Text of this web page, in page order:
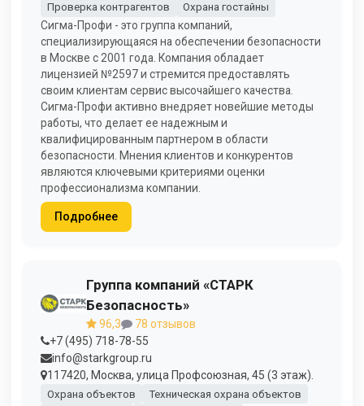
Проверка контрагентов
Охрана гостайны
Сигма-Профи - это группа компаний,
специализирующаяся на обеспечении безопасности
в Москве с 2001 года. Компания обладает
лицензией №2597 и стремится предоставлять
своим клиентам сервис высочайшего качества.
Сигма-Профи активно внедряет новейшие методы
работы, что делает ее надежным и
квалифицированным партнером в области
безопасности. Мнения клиентов и конкурентов
являются ключевыми критериями оценки
профессионализма компании.
Подробнее
Группа компаний «СТАРК
Безопасность»
96,3
78 отзывов
+7 (495) 718-78-55
info@starkgroup.ru
117420, Москва, улица Профсоюзная, 45 (3 этаж).
Охрана объектов
Техническая охрана объектов